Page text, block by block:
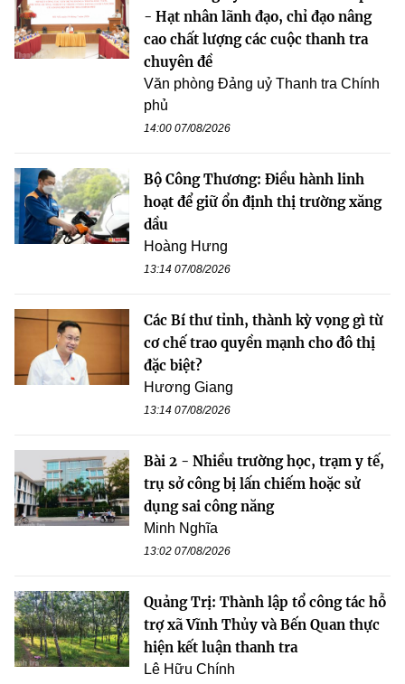
- Hạt nhân lãnh đạo, chỉ đạo nâng
cao chất lượng các cuộc thanh tra
chuyên đề
Văn phòng Đảng uỷ Thanh tra Chính
phủ
14:00 07/08/2026
Bộ Công Thương: Điều hành linh
hoạt để giữ ổn định thị trường xăng
dầu
Hoàng Hưng
13:14 07/08/2026
Các Bí thư tỉnh, thành kỳ vọng gì từ
cơ chế trao quyền mạnh cho đô thị
đặc biệt?
Hương Giang
13:14 07/08/2026
Bài 2 - Nhiều trường học, trạm y tế,
trụ sở công bị lấn chiếm hoặc sử
dụng sai công năng
Minh Nghĩa
13:02 07/08/2026
Quảng Trị: Thành lập tổ công tác hỗ
trợ xã Vĩnh Thủy và Bến Quan thực
hiện kết luận thanh tra
Lê Hữu Chính